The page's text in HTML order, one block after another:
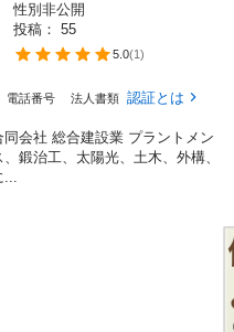
性別非公開
投稿： 55
5.0(1)
電話番号 法人書類 認証とは
同会社 総合建設業 プラントメン
鍛治工、太陽光、土木、外構、
...